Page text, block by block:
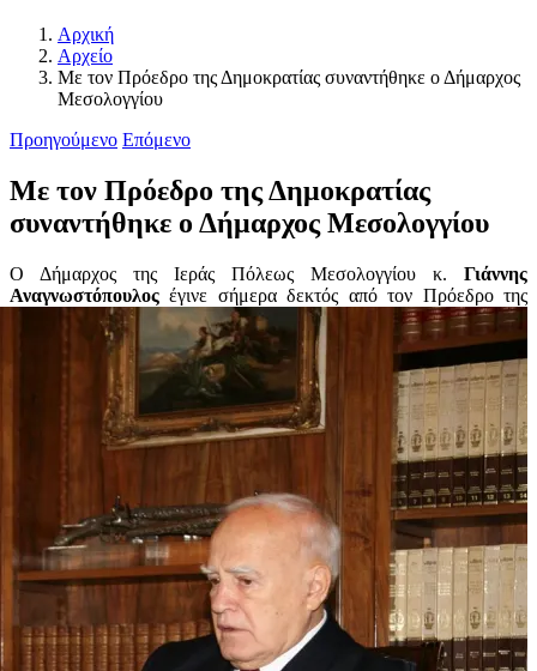
Αρχική
Αρχείο
Με τον Πρόεδρο της Δημοκρατίας συναντήθηκε ο Δήμαρχος
Μεσολογγίου
Προηγούμενο Επόμενο
Με τον Πρόεδρο της Δημοκρατίας
συναντήθηκε ο Δήμαρχος Μεσολογγίου
Ο Δήμαρχος της Ιεράς Πόλεως Μεσολογγίου κ. Γιάννης
Αναγνωστόπουλος έγινε σήμεραδεκτός από τον Πρόεδρο της